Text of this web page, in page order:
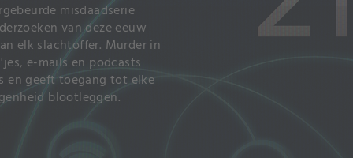
misdaadserie
van deze eeuw
elk slachtoffer. Murder in
e-mails en podcasts
en geeft toegang tot elke
blootleggen.